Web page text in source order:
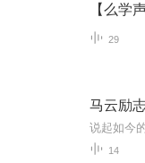
【么学
29
马云励
14